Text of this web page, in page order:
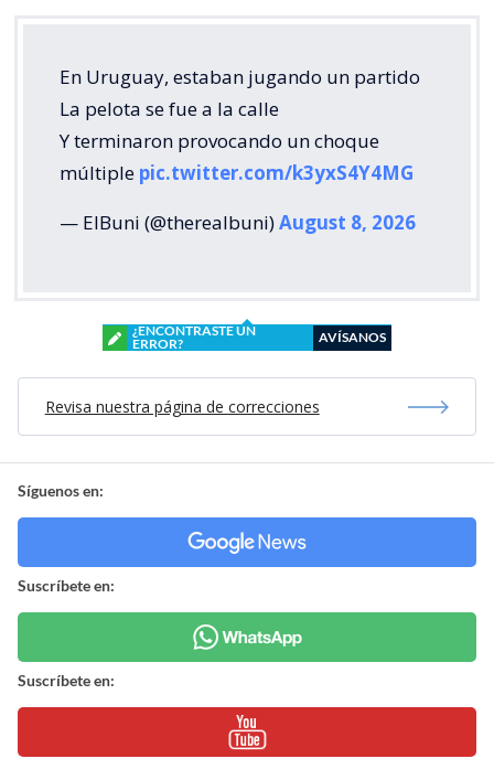
En Uruguay, estaban jugando un partido
La pelota se fue a la calle
Y terminaron provocando un choque
múltiple pic.twitter.com/k3yxS4Y4MG
— ElBuni (@therealbuni)August 8, 2026
¿ENCONTRASTE UN
ERROR?
AVÍSANOS
Revisa nuestra página de correcciones
Síguenos en:
Suscríbete en:
Suscríbete en: